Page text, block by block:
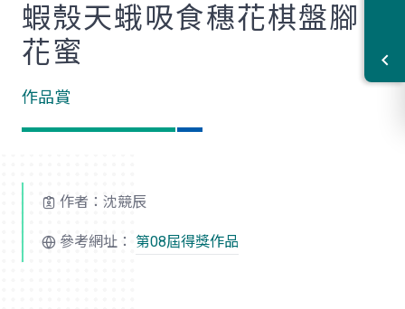
蝦殼天蛾吸食穗花棋盤腳
花蜜
作品賞
作者：沈競辰
參考網址： 第08屆得獎作品